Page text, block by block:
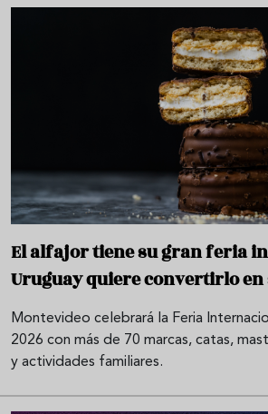
El alfajor tiene su gran feria
Uruguay quiere convertirlo
Montevideo celebrará la Feria
2026 con más de 70 marcas, catas,
y actividades familiares.